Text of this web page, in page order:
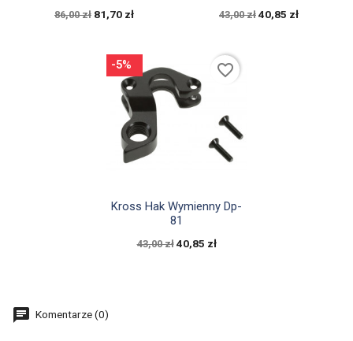
86,00 zł 81,70 zł 43,00 zł 40,85 zł
Szybki podgląd
Kross Hak Wymienny Dp-
81
43,00 zł 40,85 zł
-5% favorite_border
Komentarze (0)